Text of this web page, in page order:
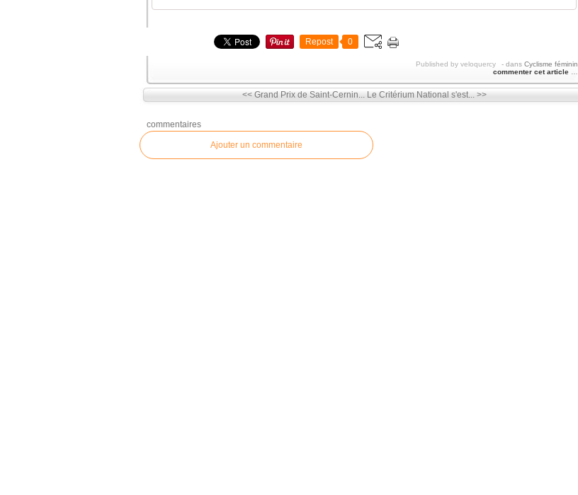
Repost 0
Published by veloquercy - dans Cyclisme féminin
commenter cet article
<< Grand Prix de Saint-Cernin... Le Critérium National s'est... >>
commentaires
Ajouter un commentaire